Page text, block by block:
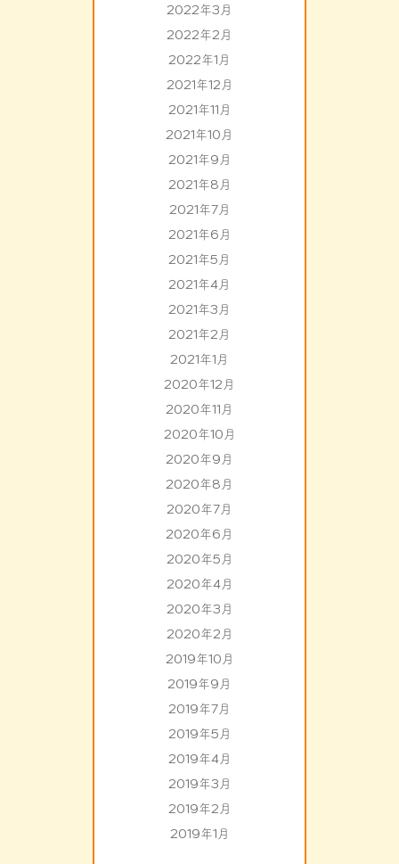
2022年3月
2022年2月
2022年1月
2021年12月
2021年11月
2021年10月
2021年9月
2021年8月
2021年7月
2021年6月
2021年5月
2021年4月
2021年3月
2021年2月
2021年1月
2020年12月
2020年11月
2020年10月
2020年9月
2020年8月
2020年7月
2020年6月
2020年5月
2020年4月
2020年3月
2020年2月
2019年10月
2019年9月
2019年7月
2019年5月
2019年4月
2019年3月
2019年2月
2019年1月